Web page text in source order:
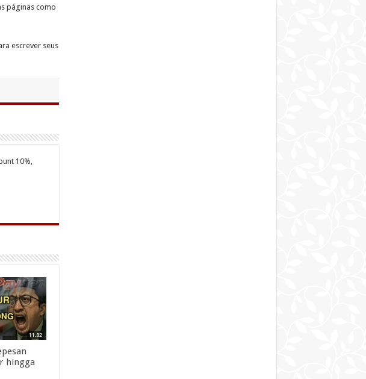
páginas como
escrever seus
10%,
hingga